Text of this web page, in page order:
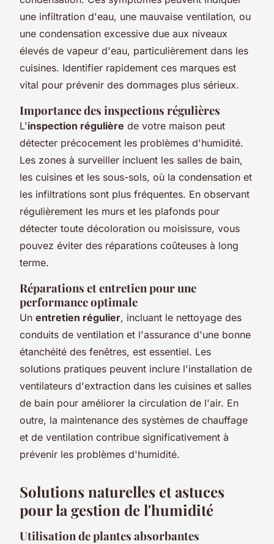
une infiltration d'eau, une mauvaise ventilation, ou
une condensation excessive due aux niveaux
élevés de vapeur d'eau, particulièrement dans les
cuisines. Identifier rapidement ces marques est
vital pour prévenir des dommages plus sérieux.
Importance des inspections régulières
L'inspection régulière de votre maison peut
détecter précocement les problèmes d'humidité.
Les zones à surveiller incluent les salles de bain,
les cuisines et les sous-sols, où la condensation et
les infiltrations sont plus fréquentes. En observant
régulièrement les murs et les plafonds pour
détecter toute décoloration ou moisissure, vous
pouvez éviter des réparations coûteuses à long
terme.
Réparations et entretien pour une
performance optimale
Un entretien régulier, incluant le nettoyage des
conduits de ventilation et l'assurance d'une bonne
étanchéité des fenêtres, est essentiel. Les
solutions pratiques peuvent inclure l'installation de
ventilateurs d'extraction dans les cuisines et salles
de bain pour améliorer la circulation de l'air. En
outre, la maintenance des systèmes de chauffage
et de ventilation contribue significativement à
prévenir les problèmes d'humidité.
Solutions naturelles et astuces
pour la gestion de l'humidité
Utilisation de plantes absorbantes